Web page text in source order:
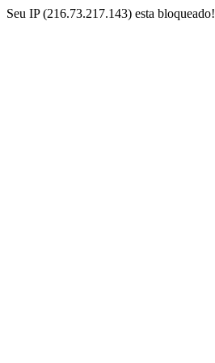
Seu IP (216.73.217.143) esta bloqueado!